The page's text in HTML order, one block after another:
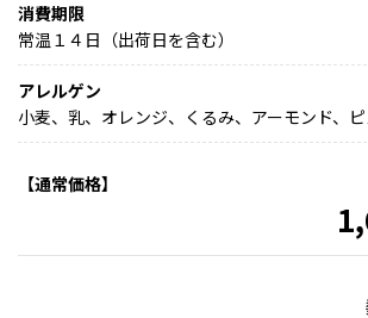
消費期限
常温１４日（出荷日を含む）
アレルゲン
小麦、乳、オレンジ、くるみ、アーモンド、
【通常価格】